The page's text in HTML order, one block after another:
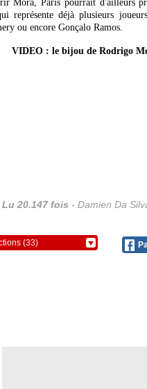
Mora, Paris pourrait d'ailleurs
représente déjà plusieurs
ou encore Gonçalo Ramos.
VIDEO : le bijou de Rodrigo
Lu 20.147 fois - Damien Da
(33)